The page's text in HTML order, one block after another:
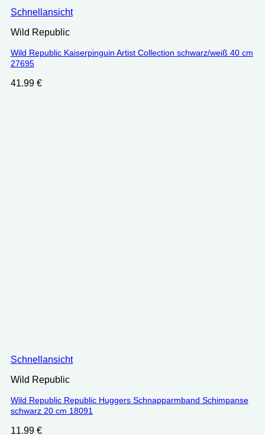
Schnellansicht
Wild Republic
Wild Republic Kaiserpinguin Artist Collection schwarz/weiß 40 cm
27695
41.99 €
Schnellansicht
Wild Republic
Wild Republic Republic Huggers Schnapparmband Schimpanse
schwarz 20 cm 18091
11.99 €